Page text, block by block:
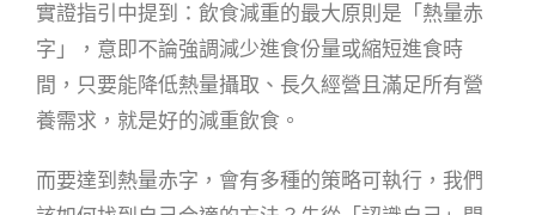
實證指引中提到：飲食減重的最大原則是「熱量赤
字」，意即不論強調減少進食份量或縮短進食時
間，只要能降低熱量攝取、長久經營且滿足所有營
養需求，就是好的減重飲食。
而要達到熱量赤字，會有多種的策略可執行，我們